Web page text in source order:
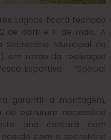
Lagoas ficará fechado
de abril e 11 de maio. A
Secretaria Municipal de
em razão da realização
Esportiva – “Special
garantir a montagem,
da estrutura necessária
ano contará com
com o secretário